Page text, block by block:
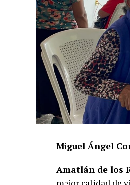
Miguel Ángel
Amatlán de los
mejor calidad de